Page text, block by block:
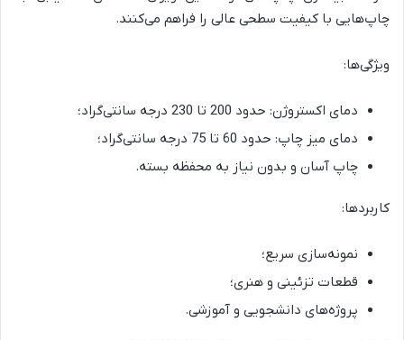
چاپ‌هایی با کیفیت سطحی عالی را فراهم می‌کنند.
ویژگی‌ها:
دمای اکستروژن: حدود 200 تا 230 درجه سانتی‌گراد؛
دمای میز چاپ: حدود 60 تا 75 درجه سانتی‌گراد؛
چاپ آسان و بدون نیاز به محفظه بسته.
کاربردها:
نمونه‌سازی سریع؛
قطعات تزئینی و هنری؛
پروژه‌های دانشجویی و آموزشی.